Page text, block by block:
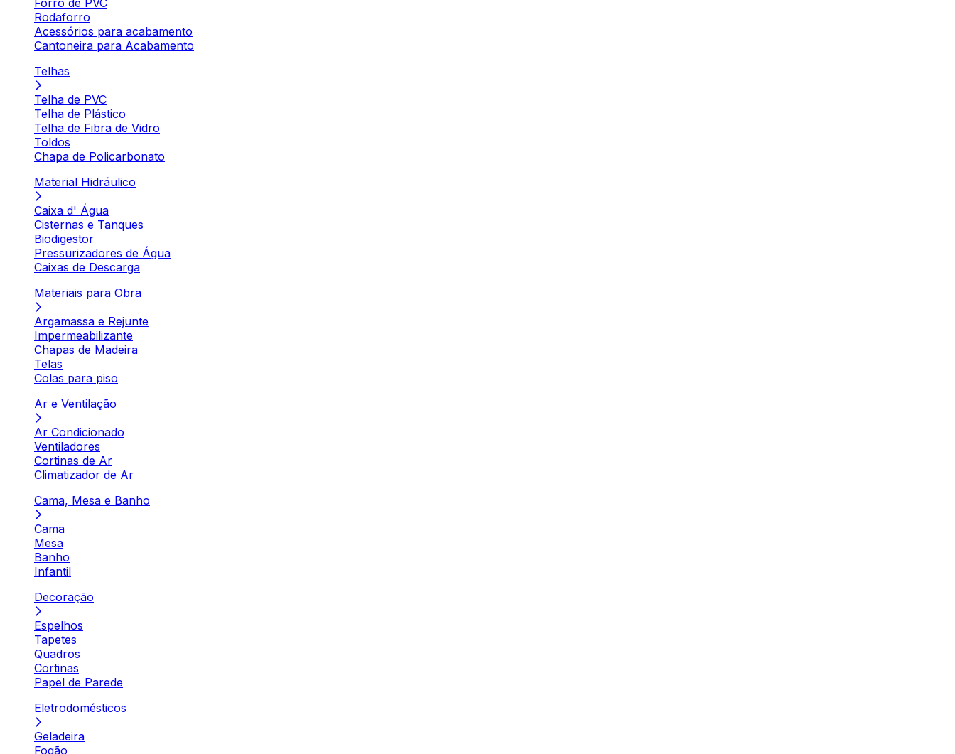
Forro de PVC
Rodaforro
Acessórios para acabamento
Cantoneira para Acabamento
Telhas
Telha de PVC
Telha de Plástico
Telha de Fibra de Vidro
Toldos
Chapa de Policarbonato
Material Hidráulico
Caixa d' Água
Cisternas e Tanques
Biodigestor
Pressurizadores de Água
Caixas de Descarga
Materiais para Obra
Argamassa e Rejunte
Impermeabilizante
Chapas de Madeira
Telas
Colas para piso
Ar e Ventilação
Ar Condicionado
Ventiladores
Cortinas de Ar
Climatizador de Ar
Cama, Mesa e Banho
Cama
Mesa
Banho
Infantil
Decoração
Espelhos
Tapetes
Quadros
Cortinas
Papel de Parede
Eletrodomésticos
Geladeira
Fogão